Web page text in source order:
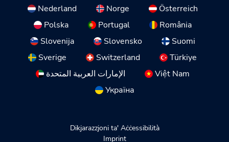
Nederland
Norge
Österreich
Polska
Portugal
România
Slovenija
Slovensko
Suomi
Sverige
Switzerland
Türkiye
الإمارات العربية المتحدة
Việt Nam
Україна
Dikjarazzjoni ta' Aċċessibilità
Imprint